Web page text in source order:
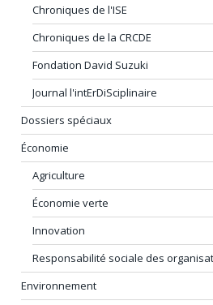
Chroniques de l'ISE
Chroniques de la CRCDE
Fondation David Suzuki
Journal l'intErDiSciplinaire
Dossiers spéciaux
Économie
Agriculture
Économie verte
Innovation
Responsabilité sociale des
Environnement